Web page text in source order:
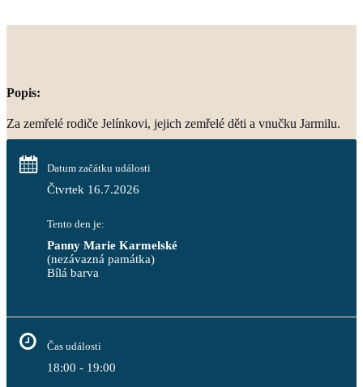
Popis:
Za zemřelé rodiče Jelínkovi, jejich zemřelé děti a vnučku Jarmilu.
Datum začátku události
Čtvrtek 16.7.2026
Tento den je:
Panny Marie Karmelské
(nezávazná památka)
Bílá barva
Čas události
18:00 - 19:00